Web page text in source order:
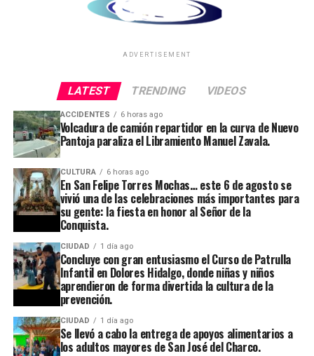
ADVERTISEMENT
LATEST TRENDING VIDEOS
ACCIDENTES 6 horas ago
Volcadura de camión repartidor en la curva de Nuevo
Pantoja paraliza el Libramiento Manuel Zavala.
CULTURA 6 horas ago
En San Felipe Torres Mochas… este 6 de agosto se
vivió una de las celebraciones más importantes para
su gente: la fiesta en honor al Señor de la
Conquista.
CIUDAD 1 día ago
Concluye con gran entusiasmo el Curso de Patrulla
Infantil en Dolores Hidalgo, donde niñas y niños
aprendieron de forma divertida la cultura de la
prevención.
CIUDAD 1 día ago
Se llevó a cabo la entrega de apoyos alimentarios a
los adultos mayores de San José del Charco.